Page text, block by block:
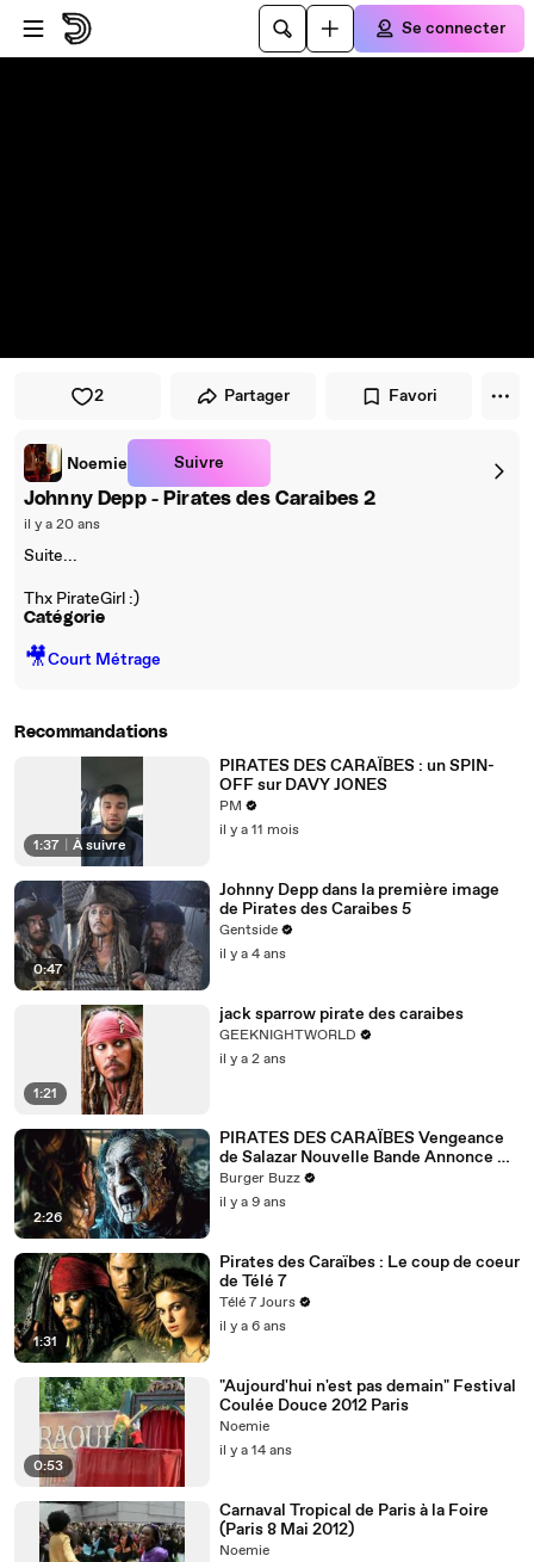
Passer au player
Passer au contenu principal
Se connecter
2 Partager Favori
Noemie Suivre
Johnny Depp - Pirates des Caraibes 2
il y a 20 ans
Suite...
Thx PirateGirl :)
Catégorie
🎥Court Métrage
Recommandations
1:37 À suivre
PIRATES DES CARAÏBES : un SPIN-
OFF sur DAVY JONES
PM
il y a 11 mois
0:47
Johnny Depp dans la première image
de Pirates des Caraibes 5
Gentside
il y a 4 ans
1:21
jack sparrow pirate des caraibes
GEEKNIGHTWORLD
il y a 2 ans
2:26
PIRATES DES CARAÏBES Vengeance
de Salazar Nouvelle Bande Annonce VF
- Johnny Depp
Burger Buzz
il y a 9 ans
1:31
Pirates des Caraïbes : Le coup de coeur
de Télé 7
Télé 7 Jours
il y a 6 ans
0:53
"Aujourd'hui n'est pas demain" Festival
Coulée Douce 2012 Paris
Noemie
il y a 14 ans
Carnaval Tropical de Paris à la Foire
(Paris 8 Mai 2012)
Noemie